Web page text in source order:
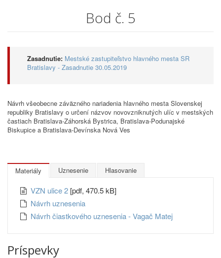
Bod č. 5
Zasadnutie: Mestské zastupiteľstvo hlavného mesta SR
Bratislavy - Zasadnutie 30.05.2019
Návrh všeobecne záväzného nariadenia hlavného mesta Slovenskej
republiky Bratislavy o určení názvov novovzniknutých ulíc v mestských
častiach Bratislava-Záhorská Bystrica, Bratislava-Podunajské
Biskupice a Bratislava-Devínska Nová Ves
Materiály Uznesenie Hlasovanie
VZN ulice 2 [pdf, 470.5 kB]
Návrh uznesenia
Návrh čiastkového uznesenia - Vagač Matej
Príspevky